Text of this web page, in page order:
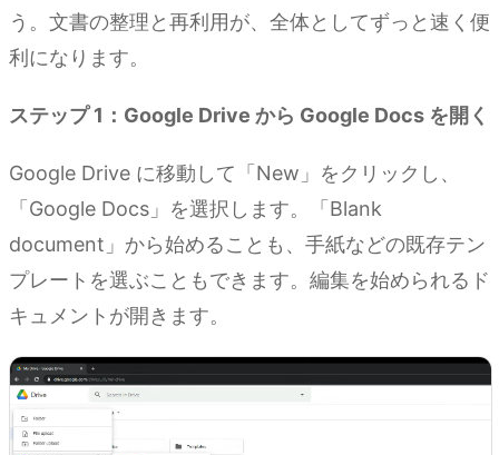
う。文書の整理と再利用が、全体としてずっと速く便
利になります。
ステップ 1：Google Drive から Google Docs を開く
Google Drive に移動して「New」をクリックし、
「Google Docs」を選択します。「Blank
document」から始めることも、手紙などの既存テン
プレートを選ぶこともできます。編集を始められるド
キュメントが開きます。